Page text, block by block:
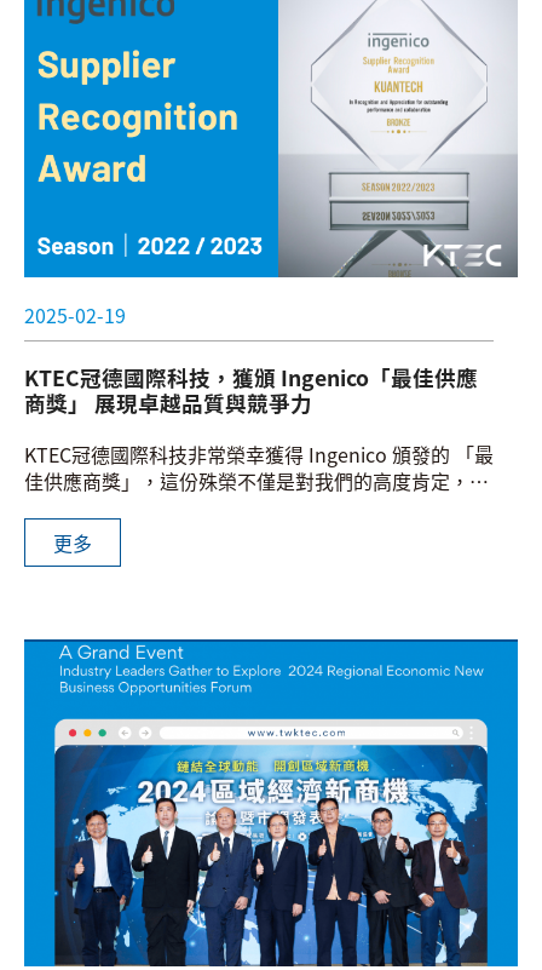
2025-02-19
KTEC冠德國際科技，獲頒 Ingenico「最佳供應
商獎」 展現卓越品質與競爭力
KTEC冠德國際科技非常榮幸獲得 Ingenico 頒發的 「最
佳供應商獎」，這份殊榮不僅是對我們的高度肯定，更
未來我們將持續深耕技術創新與品質提升，攜手全球合
更多